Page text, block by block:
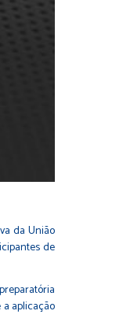
da União
de
aplicação